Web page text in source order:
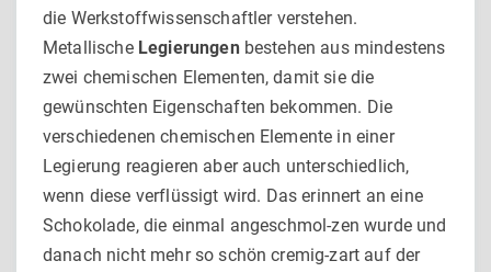
die Werkstoffwissenschaftler verstehen.
Metallische Legierungen bestehen aus mindestens
zwei chemischen Ele­menten, damit sie die
gewünschten Eigenschaften bekommen. Die
verschiedenen chemischen Elemente in einer
Legierung reagieren aber auch unterschiedlich,
wenn diese verflüssigt wird. Das erinnert an eine
Schokolade, die einmal angeschmol-zen wurde und
danach nicht mehr so schön cremig-zart auf der